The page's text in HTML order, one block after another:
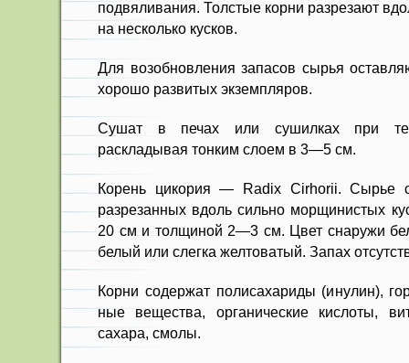
подвяливания. Толстые кор­ни разрезают
на несколько кусков.
Для возобновления запасов сырья
хоро­шо развитых экземпляров.
Сушат в печах или сушилках при
раскладывая тонким слоем в 3—5 см.
Корень цикория — Radix Cirhorii. Сырье
разре­занных вдоль сильно морщинистых
20 см и тол­щиной 2—3 см. Цвет снаружи
белый или слегка желтоватый. Запах
Корни содержат полисахариды (инулин),
ные вещества, органические кислоты,
сахара, смо­лы.